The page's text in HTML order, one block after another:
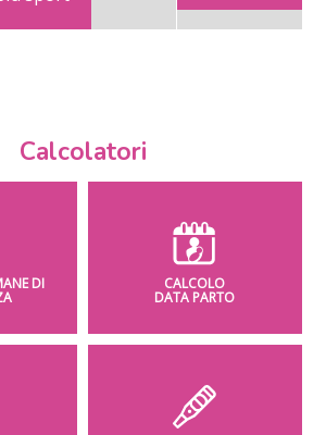
Calcolatori
DI CALCOLO
DATA PARTO